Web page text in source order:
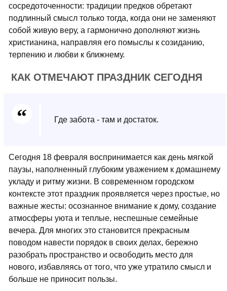
сосредоточенности: традиции предков обретают
подлинный смысл только тогда, когда они не заменяют
собой живую веру, а гармонично дополняют жизнь
христианина, направляя его помыслы к созиданию,
терпению и любви к ближнему.
КАК ОТМЕЧАЮТ ПРАЗДНИК СЕГОДНЯ
Где забота - там и достаток.
Сегодня 18 февраля воспринимается как день мягкой
паузы, наполненный глубоким уважением к домашнему
укладу и ритму жизни. В современном городском
контексте этот праздник проявляется через простые, но
важные жесты: осознанное внимание к дому, создание
атмосферы уюта и теплые, неспешные семейные
вечера. Для многих это становится прекрасным
поводом навести порядок в своих делах, бережно
разобрать пространство и освободить место для
нового, избавляясь от того, что уже утратило смысл и
больше не приносит пользы.